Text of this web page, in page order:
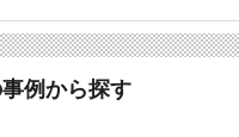
例から探す